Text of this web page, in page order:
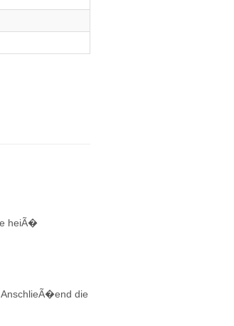
heiÃ�
die